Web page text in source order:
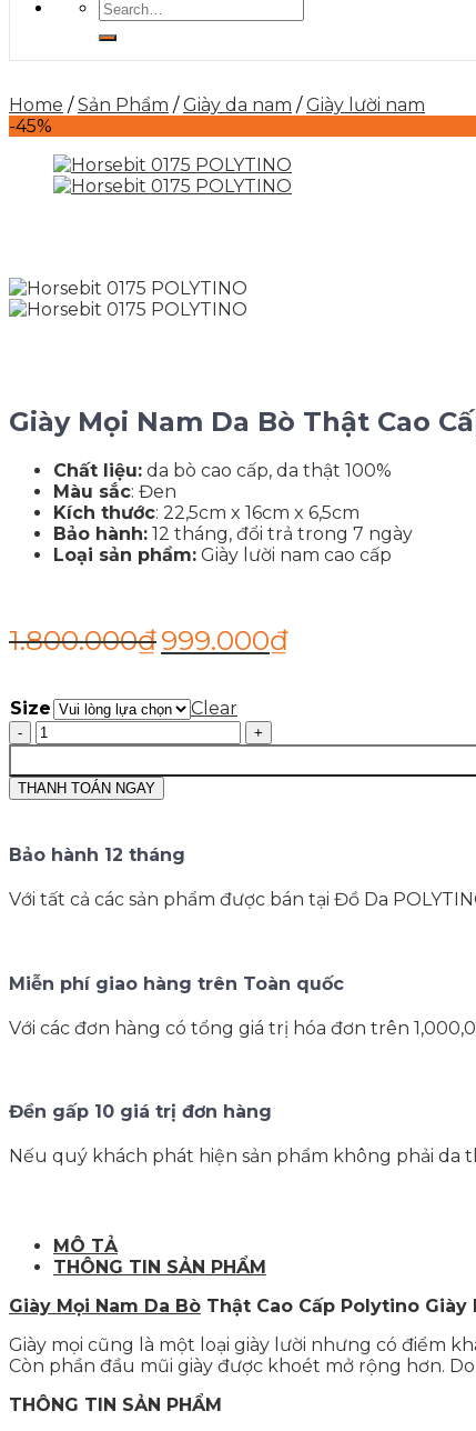
Search
for:
Home / Sản Phẩm / Giày da nam / Giày lười nam
-45%
Giày Mọi Nam Da Bò Thật Cao
Chất liệu: da bò cao cấp, da thật 100%
Màu sắc: Đen
Kích thước: 22,5cm x 16cm x 6,5cm
Bảo hành: 12 tháng, đổi trả trong 7 ngày
Loại sản phẩm: Giày lười nam cao cấp
1.800.000₫999.000₫
Size
Clear
Giày
Mọi
Nam
Da
Cao
quantity
THANH TOÁN NGAY
Bảo hành 12 tháng
Với tất cả các sản phẩm được bán tại Đồ Da
Miễn phí giao hàng trên Toàn quốc
Với các đơn hàng có tổng giá trị hóa đơn trên
Đền gấp 10 giá trị đơn hàng
Nếu quý khách phát hiện sản phẩm không phải da
MÔ TẢ
THÔNG TIN SẢN PHẨM
Giày Mọi Nam Da Bò Thật Cao Cấp Polytino
Giày mọi cũng là một loại giày lười nhưng có điểm
Còn phần đầu mũi giày được khoét mở rộng hơn.
THÔNG TIN SẢN PHẨM